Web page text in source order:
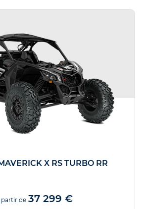
X RS TURBO RR
partir de 37 299 €